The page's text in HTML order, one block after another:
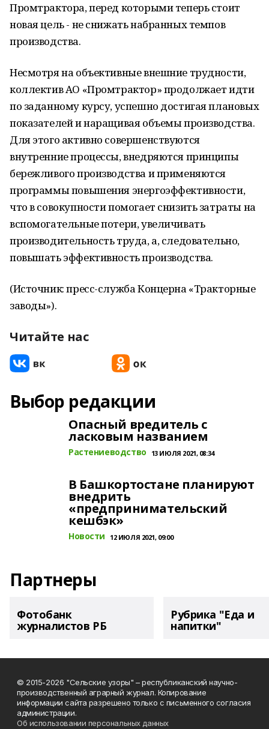
Промтрактора, перед которыми теперь стоит
новая цель - не снижать набранных темпов
производства.
Несмотря на объективные внешние трудности,
коллектив АО «Промтрактор» продолжает идти
по заданному курсу, успешно достигая плановых
показателей и наращивая объемы производства.
Для этого активно совершенствуются
внутренние процессы, внедряются принципы
бережливого производства и применяются
программы повышения энергоэффективности,
что в совокупности помогает снизить затраты на
вспомогательные потери, увеличивать
производительность труда, а, следовательно,
повышать эффективность производства.
(Источник: пресс-служба Концерна «Тракторные
заводы»).
Читайте нас
Выбор редакции
Опасный вредитель с
ласковым названием
Растениеводство 13 ИЮЛЯ 2021, 08:34
В Башкортостане планируют
внедрить
«предпринимательский
кешбэк»
Новости 12 ИЮЛЯ 2021, 09:00
Партнеры
Фотобанк
журналистов РБ
Рубрика "Еда и
напитки"
© 2015-2026 "Сельские узоры" – республиканский научно-
производственный аграрный журнал. Копирование
информации сайта разрешено только с письменного согласия
администрации.
Об использовании персональных данных